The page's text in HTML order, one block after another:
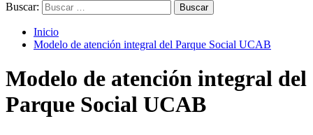
Buscar:
Inicio
Modelo de atención integral del Parque Social UCAB
Modelo de atención integral del
Parque Social UCAB